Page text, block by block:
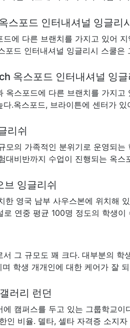
포드 인터내셔널 잉글리
에 다른 브랜치를 가지고 있어
드 인터내셔널 잉글리시 스쿨은
스포드 인터내셔널 잉글
스포드에 다른 브랜치를 가지
.옥스포드, 브라이튼에 센터가 있
리쉬
의 가족적인 분위기로 운영되
비반까지 수업이 진행되는 옥스
잉글리쉬
영국 남부 사우스본에 위치해
연중 평균 100명 정도의 학생이
그 규모도 꽤 크다. 대부분의
학생 개개인에 대한 케어가 잘
러리 런던
캠퍼스를 두고 있는 그룹학교
인 비율. 델타, 셀타 자격증 소지자